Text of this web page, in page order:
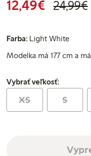
12,49€ 24,99€
Farba: Light White
Modelka má 177 cm a
Vybrať veľkosť:
Vybrať veľkosť:
XS S